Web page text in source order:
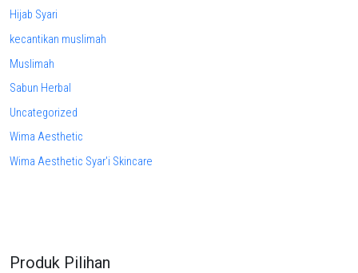
Hijab Syari
kecantikan muslimah
Muslimah
Sabun Herbal
Uncategorized
Wima Aesthetic
Wima Aesthetic Syar'i Skincare
Produk Pilihan